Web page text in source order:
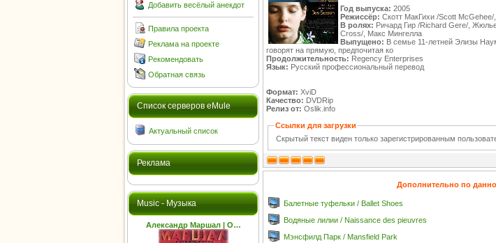
Добавить весёлый анекдот
Правила проекта
Реклама на проекте
Рекомендовать
Обратная связь
Cписок серверов eMule
Актуальный список
Реклама
Music - Музыка
Александр Маршал | О…
Год выпуска: 2005
Режиссёр: Скотт МакГихи /Scott
В ролях: Ричард Гир /Richard Gere/,
Cross/, Макс Мингелла
Выпущено: В семье 11-летней Элизы
говорят на прямую, предпочитая ко
Продолжительность: Regency Enterprises
Язык: Русский профессиональный перевод
Формат: XviD
Качество: DVDRip
Релиз от: Oslik.info
Ссылки для загрузки
Скрытый текст виден только зарегистрированным
Дополнительно по
Балетные туфельки / Ballet Shoes
Водяные лилии / Naissance des pieuvres
Мэнсфилд Парк / Mansfield Park